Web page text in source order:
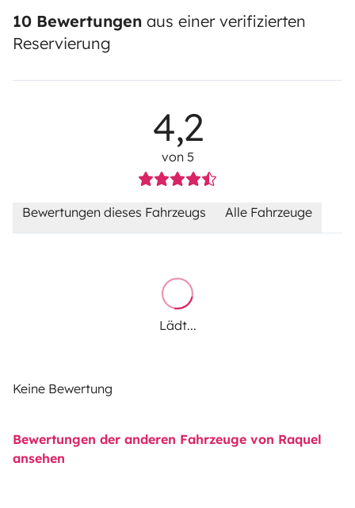
10 Bewertungen aus einer verifizierten
Reservierung
4,2
von 5
Bewertungen dieses Fahrzeugs Alle Fahrzeuge
Lädt...
Keine Bewertung
Bewertungen der anderen Fahrzeuge von Raquel
ansehen